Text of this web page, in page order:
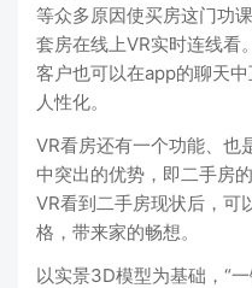
等众多原因使买房这门功
套房在线上VR实时连线看
客户也可以在app的聊天
人性化。
VR看房还有一个功能、也
中突出的优势，即二手房
VR看到二手房现状后，可
格，带来家的畅想。
以实景3D模型为基础，“